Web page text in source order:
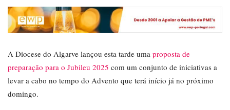
A Diocese do Algarve lançou esta tarde uma proposta de
preparação para o Jubileu 2025 com um conjunto de iniciativas a
levar a cabo no tempo do Advento que terá início já no próximo
domingo.